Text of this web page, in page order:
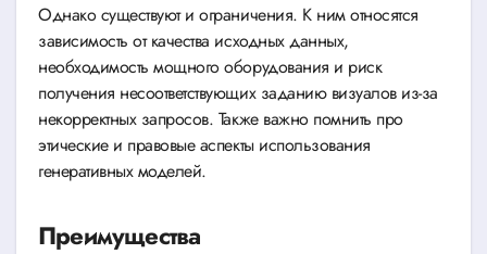
Однако существуют и ограничения. К ним относятся
зависимость от качества исходных данных,
необходимость мощного оборудования и риск
получения несоответствующих заданию визуалов из-за
некорректных запросов. Также важно помнить про
этические и правовые аспекты использования
генеративных моделей.
Преимущества